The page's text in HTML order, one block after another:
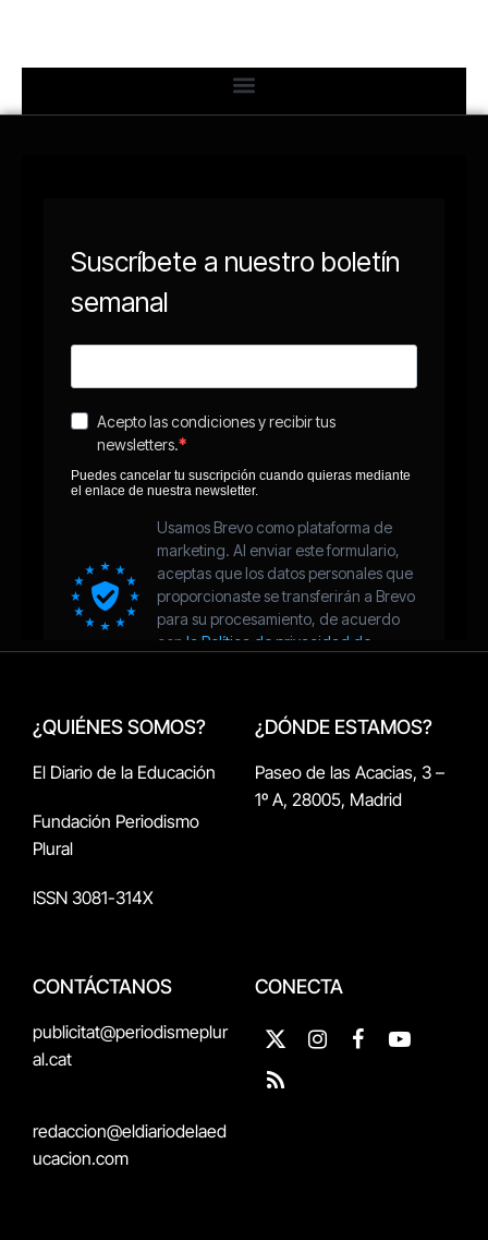
¿QUIÉNES SOMOS?
El Diario de la Educación
Fundación Periodismo
Plural
ISSN 3081-314X
¿DÓNDE ESTAMOS?
Paseo de las Acacias, 3 –
1º A, 28005, Madrid
CONTÁCTANOS
publicitat@periodismeplur
al.cat
redaccion@eldiariodelaed
ucacion.com
CONECTA
X
(Twitter)
InstagramFacebookYouTube
RSS